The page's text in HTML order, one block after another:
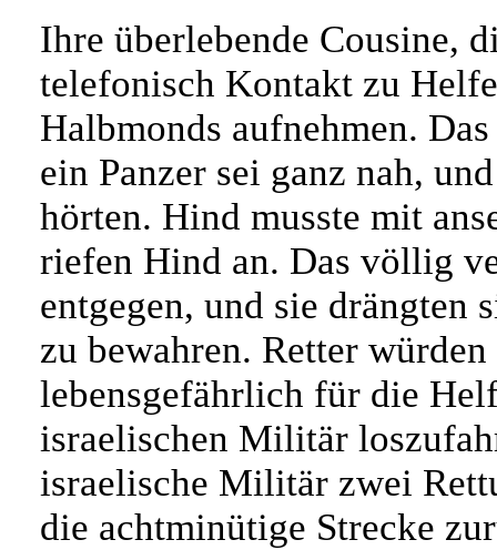
Ihre überlebende Cousine,
telefonisch Kontakt zu
Halbmonds aufnehmen.
ein Panzer sei ganz nah,
hörten. Hind musste mit
riefen Hind an. Das völlig
entgegen, und sie drängten
zu bewahren. Retter
lebensgefährlich für die
israelischen Militär
israelische Militär zwei
die achtminütige Strecke